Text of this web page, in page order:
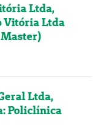
Ltda,
Vitória Ltda
Ltda,
Policlínica